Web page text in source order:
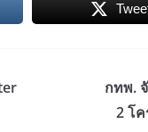
กทพ.
2 โ